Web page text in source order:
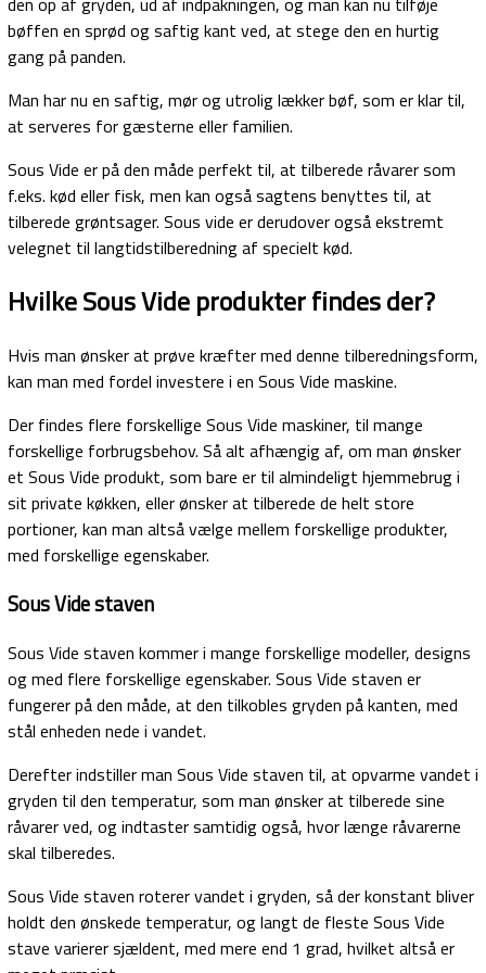
bøffen en sprød og saftig kant ved, at stege den en hurtig
gang på panden.
Man har nu en saftig, mør og utrolig lækker bøf, som er klar til,
at serveres for gæsterne eller familien.
Sous Vide er på den måde perfekt til, at tilberede råvarer som
f.eks. kød eller fisk, men kan også sagtens benyttes til, at
tilberede grøntsager. Sous vide er derudover også ekstremt
velegnet til langtidstilberedning af specielt kød.
Hvilke Sous Vide produkter findes der?
Hvis man ønsker at prøve kræfter med denne tilberedningsform,
kan man med fordel investere i en Sous Vide maskine.
Der findes flere forskellige Sous Vide maskiner, til mange
forskellige forbrugsbehov. Så alt afhængig af, om man ønsker
et Sous Vide produkt, som bare er til almindeligt hjemmebrug i
sit private køkken, eller ønsker at tilberede de helt store
portioner, kan man altså vælge mellem forskellige produkter,
med forskellige egenskaber.
Sous Vide staven
Sous Vide staven kommer i mange forskellige modeller, designs
og med flere forskellige egenskaber. Sous Vide staven er
fungerer på den måde, at den tilkobles gryden på kanten, med
stål enheden nede i vandet.
Derefter indstiller man Sous Vide staven til, at opvarme vandet i
gryden til den temperatur, som man ønsker at tilberede sine
råvarer ved, og indtaster samtidig også, hvor længe råvarerne
skal tilberedes.
Sous Vide staven roterer vandet i gryden, så der konstant bliver
holdt den ønskede temperatur, og langt de fleste Sous Vide
stave varierer sjældent, med mere end 1 grad, hvilket altså er